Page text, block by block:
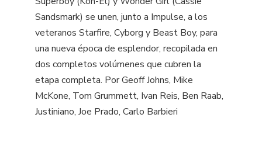
Sandsmark) se unen, junto a Impulse, a los
veteranos Starfire, Cyborg y Beast Boy, para
una nueva época de esplendor, recopilada en
dos completos volúmenes que cubren la
etapa completa. Por Geoff Johns, Mike
McKone, Tom Grummett, Ivan Reis, Ben Raab,
Justiniano, Joe Prado, Carlo Barbieri